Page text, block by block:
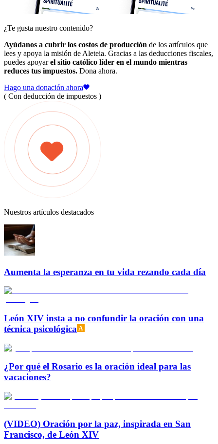
¿Te gusta nuestro contenido?
Ayúdanos a cubrir los costos de producción de los artículos que
lees y apoya la misión de Aleteia. Gracias a las deducciones fiscales,
puedes apoyarel sitio católico líder en el mundo mientras
reduces tus impuestos. Dona ahora.
Hago una donación ahora
( Con deducción de impuestos )
Nuestros artículos destacados
Aumenta la esperanza en tu vida rezando cada día
León XIV insta a no confundir la oración con una
técnica psicológica
¿Por qué el Rosario es la oración ideal para las
vacaciones?
(VIDEO) Oración por la paz, inspirada en San
Francisco, de León XIV